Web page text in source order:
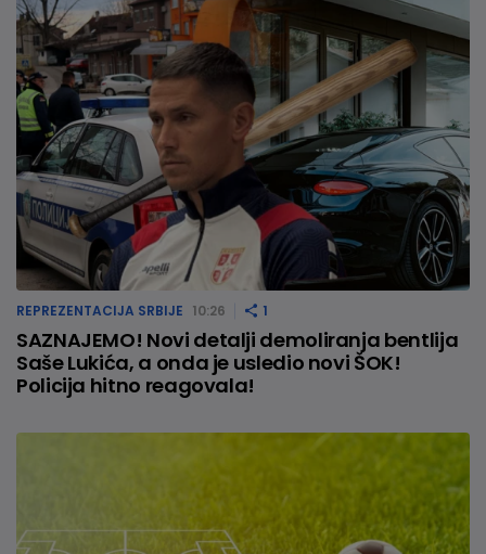
REPREZENTACIJA SRBIJE 10:26 1
SAZNAJEMO! Novi detalji demoliranja bentlija
Saše Lukića, a onda je usledio novi ŠOK!
Policija hitno reagovala!